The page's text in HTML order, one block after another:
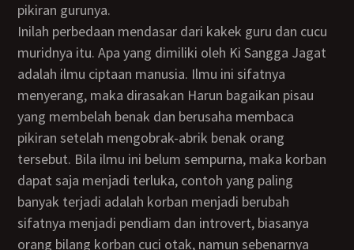
pikiran gurunya.
Inilah perbedaan mendasar dari kakek guru dan cucu
muridnya itu. Apa yang dimiliki oleh Ki Sangga Jagat
adalah ilmu ciptaan manusia. Ilmu ini sifatnya
menyerang, maka dirasakan Harun bagaikan pisau
yang membelah benak dan berusaha membaca
pikiran setelah mengobrak-abrik benak orang
tersebut. Bila ilmu ini belum sempurna, maka korban
dapat saja menjadi terluka, contoh yang paling
banyak terjadi adalah korban menjadi berubah
sifatnya menjadi pendiam dan introvert, biasanya
orang bilang korban cuci otak, namun sebenarnya